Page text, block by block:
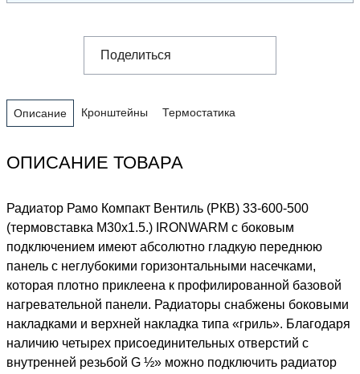
Поделиться
Описание Кронштейны Термостатика
ОПИСАНИЕ ТОВАРА
Радиатор Рамо Компакт Вентиль (РКВ) 33-600-500
(термовставка М30х1.5.) IRONWARM с боковым
подключением имеют абсолютно гладкую переднюю
панель с неглубокими горизонтальными насечками,
которая плотно приклеена к профилированной базовой
нагревательной панели. Радиаторы снабжены боковыми
накладками и верхней накладка типа «гриль». Благодаря
наличию четырех присоединительных отверстий с
внутренней резьбой G ½» можно подключить радиатор